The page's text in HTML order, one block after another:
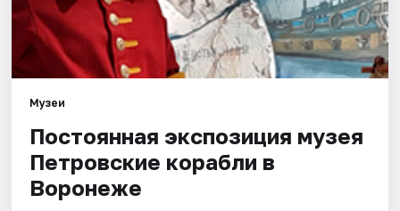
Спорт
События
Города
Площадки
Музеи
Постоянная экспозиция музея
Петровские корабли в
Воронеже